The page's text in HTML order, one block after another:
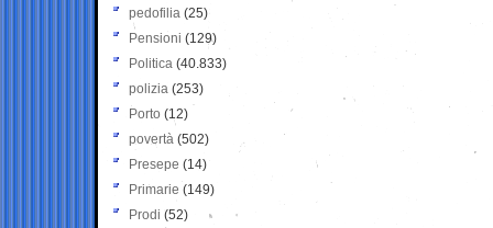
pedofilia (25)
Pensioni (129)
Politica (40.833)
polizia (253)
Porto (12)
povertà (502)
Presepe (14)
Primarie (149)
Prodi (52)